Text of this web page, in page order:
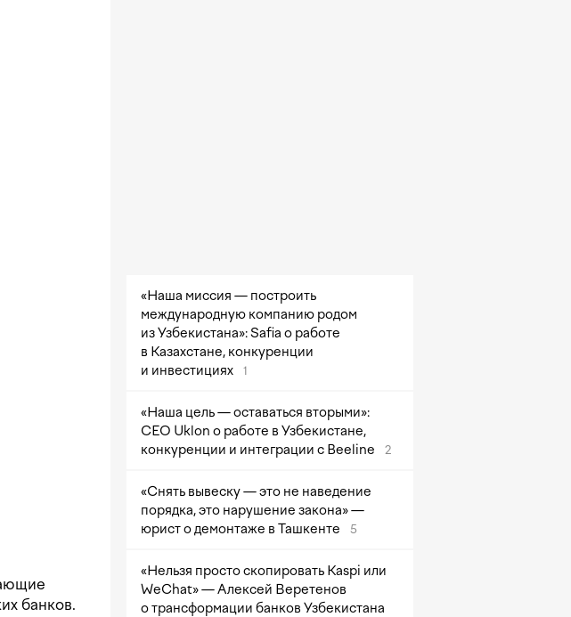
банков.
«Наша миссия — построить
международную компанию родом
из Узбекистана»: Safia о работе
в Казахстане, конкуренции
и инвестициях
1
«Наша цель — оставаться вторыми»:
CEO Uklon о работе в Узбекистане,
конкуренции и интеграции с Beeline
2
«Снять вывеску — это не наведение
порядка, это нарушение закона» —
юрист о демонтаже в Ташкенте
5
«Нельзя просто скопировать Kaspi или
WeChat» — Алексей Веретенов
о трансформации банков Узбекистана